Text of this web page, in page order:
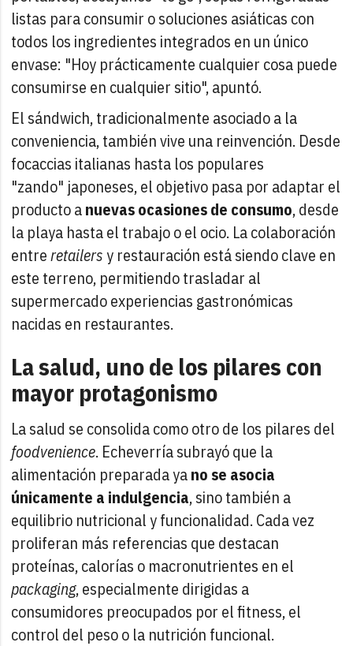
listas para consumir o soluciones asiáticas con
todos los ingredientes integrados en un único
envase: "Hoy prácticamente cualquier cosa puede
consumirse en cualquier sitio", apuntó.
El sándwich, tradicionalmente asociado a la
conveniencia, también vive una reinvención. Desde
focaccias italianas hasta los populares
"zando" japoneses, el objetivo pasa por adaptar el
producto anuevas ocasiones de consumo, desde
la playa hasta el trabajo o el ocio. La colaboración
entreretailersy restauración está siendo clave en
este terreno, permitiendo trasladar al
supermercado experiencias gastronómicas
nacidas en restaurantes.
La salud, uno de los pilares con
mayor protagonismo
La salud se consolida como otro de los pilares del
foodvenience. Echeverría subrayó que la
alimentación preparada yano se asocia
únicamente a indulgencia, sino también a
equilibrio nutricional y funcionalidad. Cada vez
proliferan más referencias que destacan
proteínas, calorías o macronutrientes en el
packaging, especialmente dirigidas a
consumidores preocupados por el fitness, el
control del peso o la nutrición funcional.